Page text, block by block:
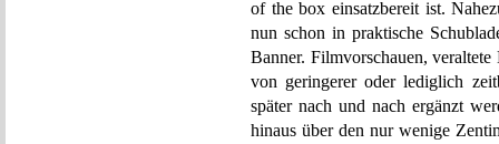
of the box einsatzbereit ist.
nun schon in praktische
Banner. Filmvorschauen,
von geringerer oder lediglich
später nach und nach ergänzt
hinaus über den nur wenige